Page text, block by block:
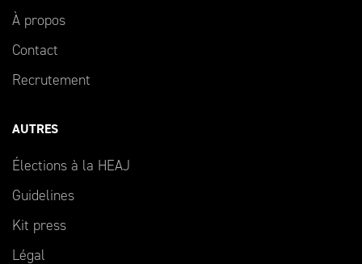
À propos
Contact
Recrutement
AUTRES
Élections à la HEAJ
Guidelines
Kit press
Légal